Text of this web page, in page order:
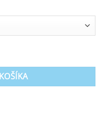
vodného kameňa